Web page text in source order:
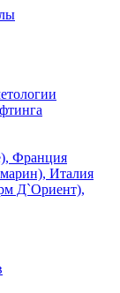
Франция
Италия
Д`Ориент),